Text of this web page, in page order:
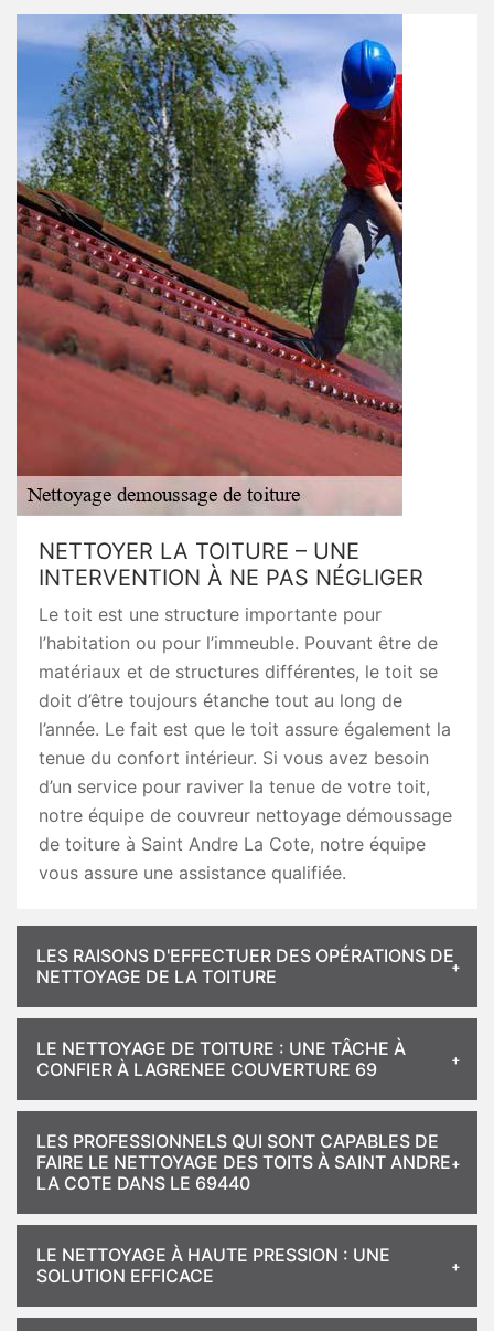
NETTOYER LA TOITURE – UNE
INTERVENTION À NE PAS NÉGLIGER
Le toit est une structure importante pour
l’habitation ou pour l’immeuble. Pouvant être de
matériaux et de structures différentes, le toit se
doit d’être toujours étanche tout au long de
l’année. Le fait est que le toit assure également la
tenue du confort intérieur. Si vous avez besoin
d’un service pour raviver la tenue de votre toit,
notre équipe de couvreur nettoyage démoussage
de toiture à Saint Andre La Cote, notre équipe
vous assure une assistance qualifiée.
LES RAISONS D'EFFECTUER DES OPÉRATIONS DE
NETTOYAGE DE LA TOITURE
LE NETTOYAGE DE TOITURE : UNE TÂCHE À
CONFIER À LAGRENEE COUVERTURE 69
LES PROFESSIONNELS QUI SONT CAPABLES DE
FAIRE LE NETTOYAGE DES TOITS À SAINT ANDRE
LA COTE DANS LE 69440
LE NETTOYAGE À HAUTE PRESSION : UNE
SOLUTION EFFICACE